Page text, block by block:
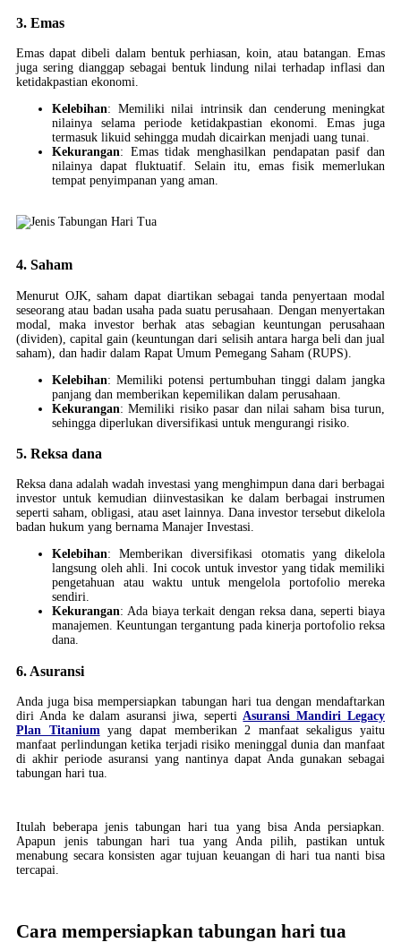
3. Emas
Emas dapat dibeli dalam bentuk perhiasan, koin, atau batangan. Emas
juga sering dianggap sebagai bentuk lindung nilai terhadap inflasi dan
ketidakpastian ekonomi.
Kelebihan: Memiliki nilai intrinsik dan cenderung meningkat
nilainya selama periode ketidakpastian ekonomi. Emas juga
termasuk likuid sehingga mudah dicairkan menjadi uang tunai.
Kekurangan: Emas tidak menghasilkan pendapatan pasif dan
nilainya dapat fluktuatif. Selain itu, emas fisik memerlukan
tempat penyimpanan yang aman.
4. Saham
Menurut OJK, saham dapat diartikan sebagai tanda penyertaan modal
seseorang atau badan usaha pada suatu perusahaan. Dengan menyertakan
modal, maka investor berhak atas sebagian keuntungan perusahaan
(dividen), capital gain (keuntungan dari selisih antara harga beli dan jual
saham), dan hadir dalam Rapat Umum Pemegang Saham (RUPS).
Kelebihan: Memiliki potensi pertumbuhan tinggi dalam jangka
panjang dan memberikan kepemilikan dalam perusahaan.
Kekurangan: Memiliki risiko pasar dan nilai saham bisa turun,
sehingga diperlukan diversifikasi untuk mengurangi risiko.
5. Reksa dana
Reksa dana adalah wadah investasi yang menghimpun dana dari berbagai
investor untuk kemudian diinvestasikan ke dalam berbagai instrumen
seperti saham, obligasi, atau aset lainnya. Dana investor tersebut dikelola
badan hukum yang bernama Manajer Investasi.
Kelebihan: Memberikan diversifikasi otomatis yang dikelola
langsung oleh ahli. Ini cocok untuk investor yang tidak memiliki
pengetahuan atau waktu untuk mengelola portofolio mereka
sendiri.
Kekurangan: Ada biaya terkait dengan reksa dana, seperti biaya
manajemen. Keuntungan tergantung pada kinerja portofolio reksa
dana.
6. Asuransi
Anda juga bisa mempersiapkan tabungan hari tua dengan mendaftarkan
diri Anda ke dalam asuransi jiwa, sepertiAsuransi Mandiri Legacy
Plan Titaniumyang dapat memberikan 2 manfaat sekaligus yaitu
manfaat perlindungan ketika terjadi risiko meninggal dunia dan manfaat
di akhir periode asuransi yang nantinya dapat Anda gunakan sebagai
tabungan hari tua.
Itulah beberapa jenis tabungan hari tua yang bisa Anda persiapkan.
Apapun jenis tabungan hari tua yang Anda pilih, pastikan untuk
menabung secara konsisten agar tujuan keuangan di hari tua nanti bisa
tercapai.
Cara mempersiapkan tabungan hari tua